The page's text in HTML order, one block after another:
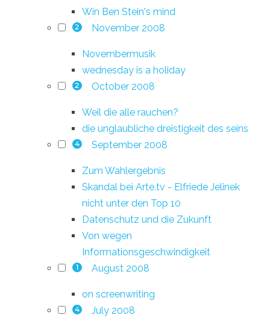
Win Ben Stein's mind
2 November 2008
Novembermusik
wednesday is a holiday
2 October 2008
Weil die alle rauchen?
die unglaubliche dreistigkeit des seins
4 September 2008
Zum Wahlergebnis
Skandal bei Arte.tv - Elfriede Jelinek
nicht unter den Top 10
Datenschutz und die Zukunft
Von wegen
Informationsgeschwindigkeit
1 August 2008
on screenwriting
4 July 2008